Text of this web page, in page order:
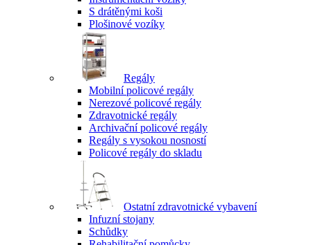
S drátěnými koši
Plošinové vozíky
Regály
Mobilní policové regály
Nerezové policové regály
Zdravotnické regály
Archivační policové regály
Regály s vysokou nosností
Policové regály do skladu
Ostatní zdravotnické vybavení
Infuzní stojany
Schůdky